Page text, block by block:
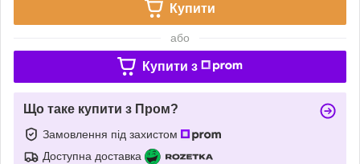
Купити
або
Купити з
Що таке купити з Пром?
Замовлення під захистом
Доступна доставка